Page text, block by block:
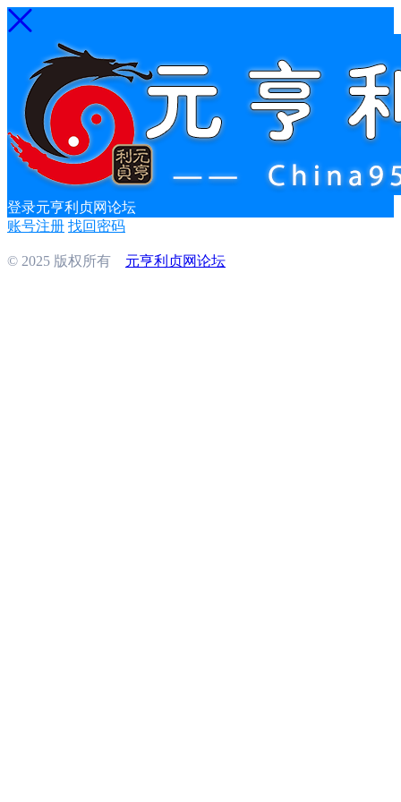
登录元亨利贞网论坛
账号注册 找回密码
© 2025 版权所有 元亨利贞网论坛